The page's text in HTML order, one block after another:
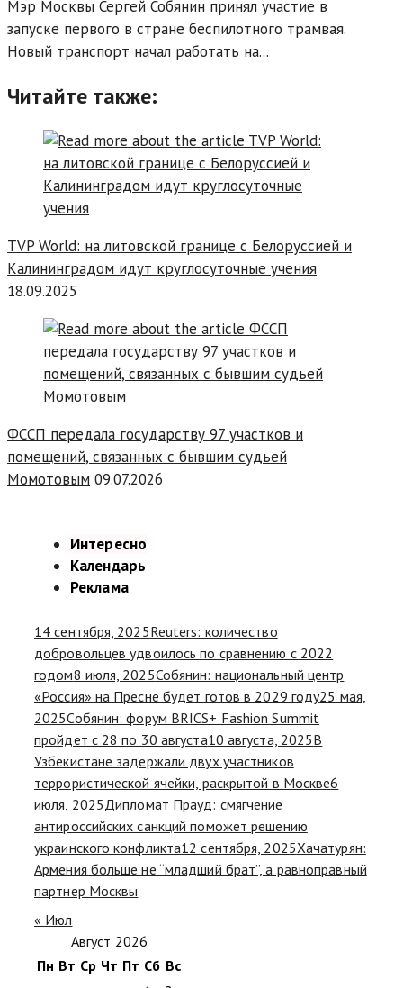
Мэр Москвы Сергей Собянин принял участие в
запуске первого в стране беспилотного трамвая.
Новый транспорт начал работать на...
Читайте также:
TVP World: на литовской границе с Белоруссией и
Калининградом идут круглосуточные учения
18.09.2025
ФССП передала государству 97 участков и
помещений, связанных с бывшим судьей
Момотовым 09.07.2026
Интересно
Календарь
Реклама
14 сентября, 2025Reuters: количество
добровольцев удвоилось по сравнению с 2022
годом8 июля, 2025Собянин: национальный центр
«Россия» на Пресне будет готов в 2029 году25 мая,
2025Собянин: форум BRICS+ Fashion Summit
пройдет с 28 по 30 августа10 августа, 2025В
Узбекистане задержали двух участников
террористической ячейки, раскрытой в Москве6
июля, 2025 Дипломат Прауд: смягчение
антироссийских санкций поможет решению
украинского конфликта12 сентября, 2025Хачатурян:
Армения больше не “младший брат”, а равноправный
партнер Москвы
« Июл
Август 2026
Пн Вт Ср Чт Пт Сб Вс